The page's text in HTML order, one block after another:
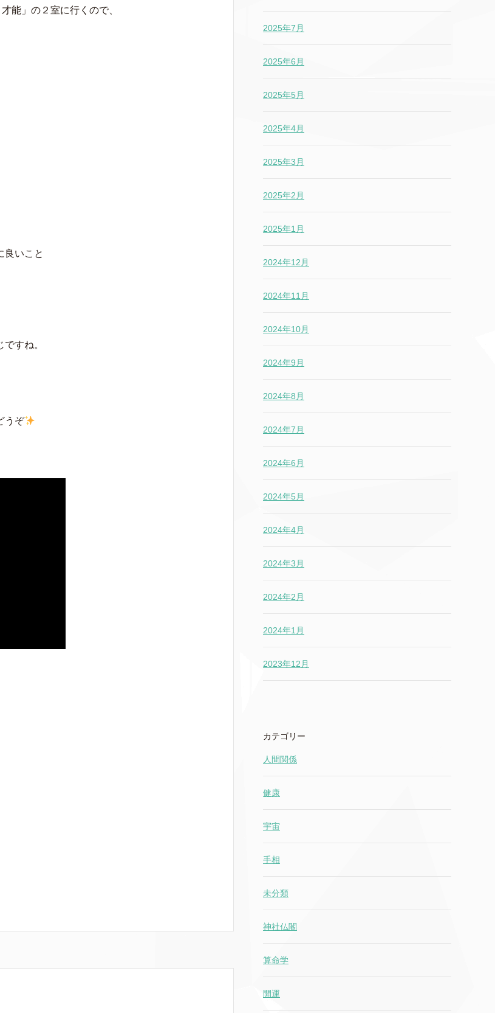
能」の２室に行くので、
良いこと
すね。
うぞ
2025年7月
2025年6月
2025年5月
2025年4月
2025年3月
2025年2月
2025年1月
2024年12月
2024年11月
2024年10月
2024年9月
2024年8月
2024年7月
2024年6月
2024年5月
2024年4月
2024年3月
2024年2月
2024年1月
2023年12月
カテゴリー
人間関係
健康
宇宙
手相
未分類
神社仏閣
算命学
開運